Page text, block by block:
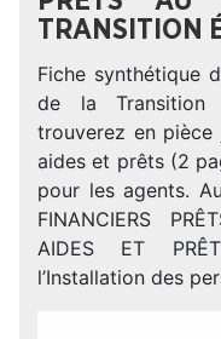
TRANSITION
Fiche synthétique
de la Transition
trouverez en
aides et prêts (2
pour les agents.
FINANCIERS
AIDES ET
l’Installation des